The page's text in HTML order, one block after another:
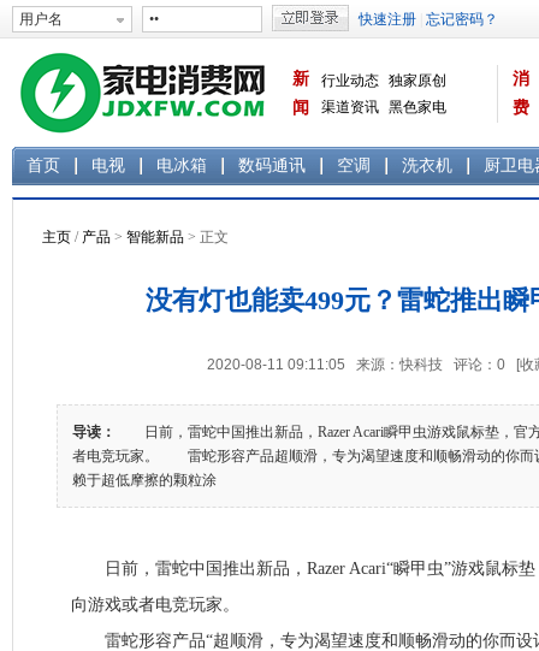
新
闻
行业动态 独家原创
渠道资讯 黑色家电
消
费
首页 电视 电冰箱 数码通讯 空调 洗衣机 厨卫电
主页 / 产品 > 智能新品 > 正文
没有灯也能卖499元？雷蛇推出瞬
2020-08-11 09:11:05 来源：快科技 评论： 0 [收
导读：
日前，雷蛇中国推出新品，Razer Acari瞬甲虫游戏鼠标垫，官
者电竞玩家。 雷蛇形容产品超顺滑，专为渴望速度和顺畅滑动的你而
赖于超低摩擦的颗粒涂
日前，雷蛇中国推出新品，Razer Acari“瞬甲虫”游戏鼠标垫
向游戏或者电竞玩家。
雷蛇形容产品“超顺滑，专为渴望速度和顺畅滑动的你而设